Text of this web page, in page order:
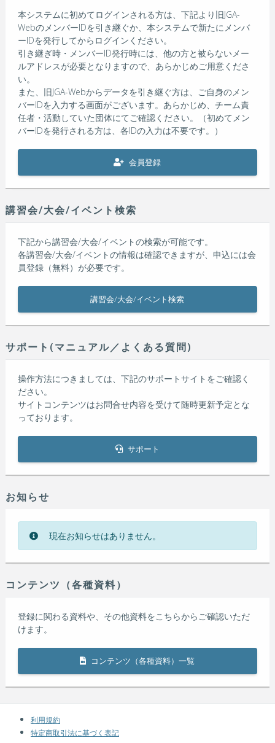
本システムに初めてログインされる方は、下記より旧JGA-
WebのメンバーIDを引き継ぐか、本システムで新たにメンバ
ーIDを発行してからログインください。
引き継ぎ時・メンバーID発行時には、他の方と被らないメー
ルアドレスが必要となりますので、あらかじめご用意くださ
い。
また、旧JGA-Webからデータを引き継ぐ方は、ご自身のメン
バーIDを入力する画面がございます。あらかじめ、チーム責
任者・活動していた団体にてご確認ください。（初めてメン
バーIDを発行される方は、各IDの入力は不要です。）
会員登録
講習会/大会/イベント検索
下記から講習会/大会/イベントの検索が可能です。
各講習会/大会/イベントの情報は確認できますが、申込には会
員登録（無料）が必要です。
講習会/大会/イベント検索
サポート(マニュアル／よくある質問)
操作方法につきましては、下記のサポートサイトをご確認く
ださい。
サイトコンテンツはお問合せ内容を受けて随時更新予定とな
っております。
サポート
お知らせ
現在お知らせはありません。
コンテンツ（各種資料）
登録に関わる資料や、その他資料をこちらからご確認いただ
けます。
コンテンツ（各種資料）一覧
利用規約
特定商取引法に基づく表記